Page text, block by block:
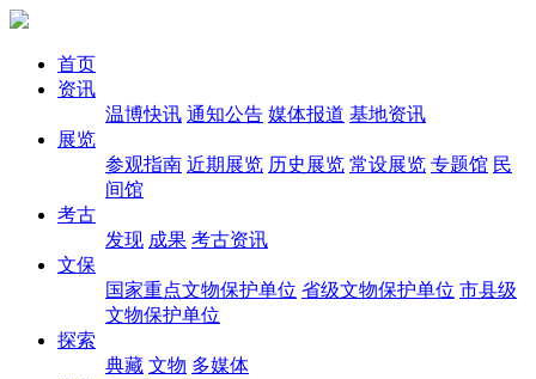
首页
资讯
温博快讯 通知公告 媒体报道 基地资讯
展览
参观指南 近期展览 历史展览 常设展览 专题馆 民
间馆
考古
发现 成果 考古资讯
文保
国家重点文物保护单位 省级文物保护单位 市县级
文物保护单位
探索
典藏 文物 多媒体